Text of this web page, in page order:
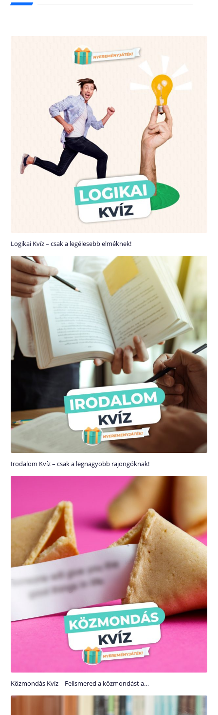
Logikai Kvíz – csak a legélesebb elméknek!
Irodalom Kvíz – csak a legnagyobb rajongóknak!
Közmondás Kvíz – Felismered a közmondást a…